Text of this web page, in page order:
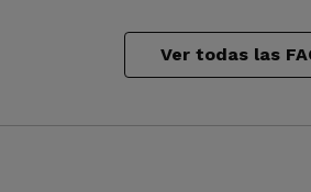
Ver todas las